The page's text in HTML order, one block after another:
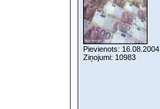
Pievienots: 16.08.2004
Ziņojumi: 10983